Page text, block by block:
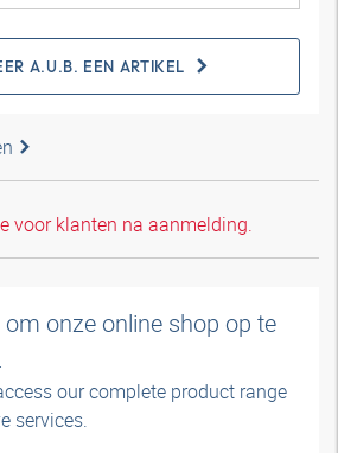
A.U.B. EEN ARTIKEL
voor klanten na aanmelding.
onze online shop op te
our complete product range
services.